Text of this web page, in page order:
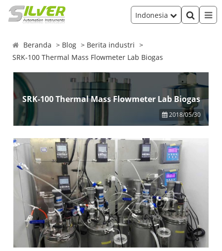
Indonesia
Beranda Blog
Berita industri
SRK-100 Thermal Mass Flowmeter Lab Biogas
SRK-100 Thermal Mass Flowmeter Lab Biogas
2018/05/30